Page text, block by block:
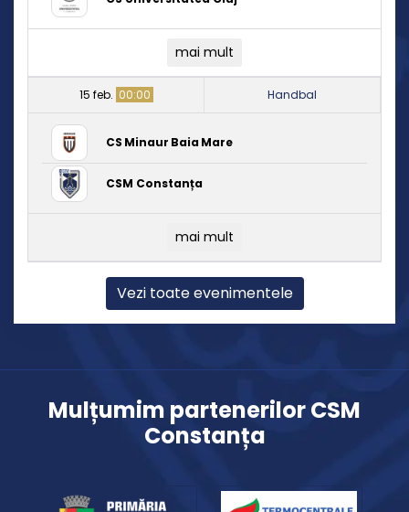
mai mult
15 feb. 00:00 Handbal
CS Minaur Baia Mare
CSM Constanța
mai mult
Vezi toate evenimentele
Mulțumim partenerilor CSM
Constanța